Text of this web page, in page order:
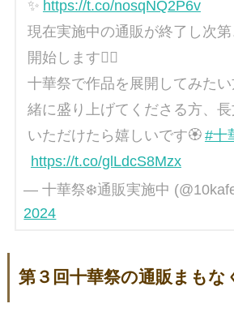
✨ https://t.co/nosqNQ2P6v
現在実施中の通販が終了し次
開始します❤️‍🔥
十華祭で作品を展開してみた
緒に盛り上げてくださる方、
いただけたら嬉しいです🏵️#十
https://t.co/glLdcS8Mzx
— 十華祭❄️通販実施中
2024
第３回十華祭の通販まもな